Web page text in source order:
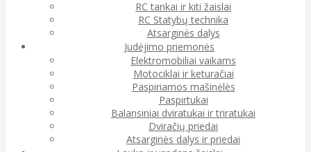
RC tankai ir kiti žaislai
RC Statybų technika
Atsarginės dalys
Judėjimo priemonės
Elektromobiliai vaikams
Motociklai ir keturačiai
Paspiriamos mašinėlės
Paspirtukai
Balansiniai dviratukai ir triratukai
Dviračių priedai
Atsarginės dalys ir priedai